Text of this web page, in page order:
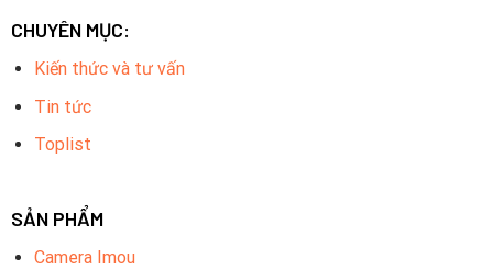
CHUYÊN MỤC:
Kiến thức và tư vấn
Tin tức
Toplist
SẢN PHẨM
Camera Imou